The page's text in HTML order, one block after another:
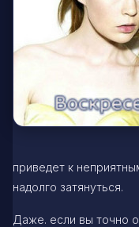
приведет к
надолго затянуться.
Даже. если вы точно